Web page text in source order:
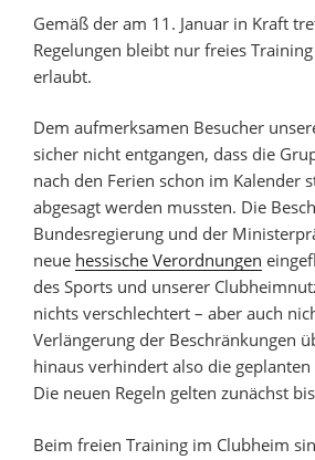
Gemäß der am 11. Januar in Kraft
Regelungen bleibt nur freies
erlaubt.
Dem aufmerksamen Besucher
sicher nicht entgangen, dass die
nach den Ferien schon im Kalender
abgesagt werden mussten. Die
Bundesregierung und der
neue hessische Verordnungen
des Sports und unserer
nichts verschlechtert – aber auch
Verlängerung der Beschränkungen
hinaus verhindert also die
Die neuen Regeln gelten zunächst
Beim freien Training im Clubheim